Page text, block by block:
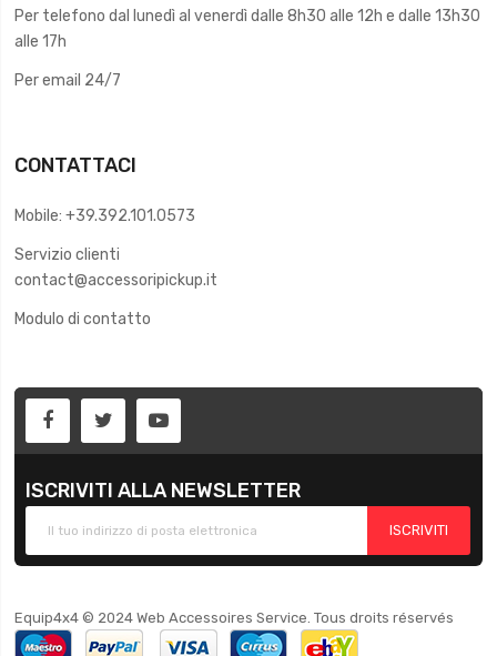
Per telefono dal lunedì al venerdì dalle 8h30 alle 12h e dalle 13h30
alle 17h
Per email 24/7
CONTATTACI
Mobile: +39.392.101.0573
Servizio clienti
contact@accessoripickup.it
Modulo di contatto
ISCRIVITI ALLA NEWSLETTER
ISCRIVITI
Equip4x4 © 2024 Web Accessoires Service. Tous droits réservés